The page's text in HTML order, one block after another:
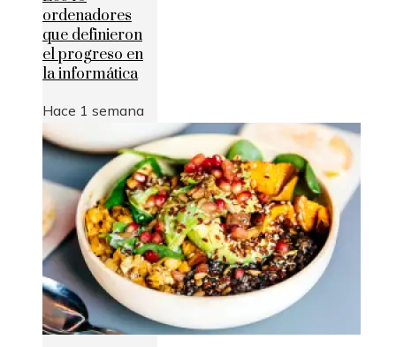
ordenadores
que definieron
el progreso en
la informática
Hace 1 semana